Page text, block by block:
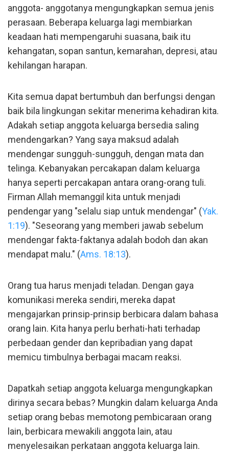
anggota- anggotanya mengungkapkan semua jenis
perasaan. Beberapa keluarga lagi membiarkan
keadaan hati mempengaruhi suasana, baik itu
kehangatan, sopan santun, kemarahan, depresi, atau
kehilangan harapan.
Kita semua dapat bertumbuh dan berfungsi dengan
baik bila lingkungan sekitar menerima kehadiran kita.
Adakah setiap anggota keluarga bersedia saling
mendengarkan? Yang saya maksud adalah
mendengar sungguh-sungguh, dengan mata dan
telinga. Kebanyakan percakapan dalam keluarga
hanya seperti percakapan antara orang-orang tuli.
Firman Allah memanggil kita untuk menjadi
pendengar yang "selalu siap untuk mendengar" (Yak.
1:19). "Seseorang yang memberi jawab sebelum
mendengar fakta-faktanya adalah bodoh dan akan
mendapat malu." (Ams. 18:13).
Orang tua harus menjadi teladan. Dengan gaya
komunikasi mereka sendiri, mereka dapat
mengajarkan prinsip-prinsip berbicara dalam bahasa
orang lain. Kita hanya perlu berhati-hati terhadap
perbedaan gender dan kepribadian yang dapat
memicu timbulnya berbagai macam reaksi.
Dapatkah setiap anggota keluarga mengungkapkan
dirinya secara bebas? Mungkin dalam keluarga Anda
setiap orang bebas memotong pembicaraan orang
lain, berbicara mewakili anggota lain, atau
menyelesaikan perkataan anggota keluarga lain.